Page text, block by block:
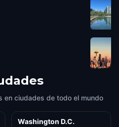
en ciudades de todo el mundo
Washington D.C.